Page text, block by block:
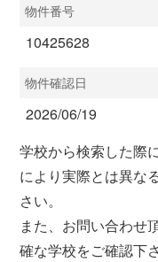
物件番号
10425628
物件確認日
2026/06/19
学校から検索した際
により実際とは異な
さい。
また、お問い合わせ
確な学校をご確認下